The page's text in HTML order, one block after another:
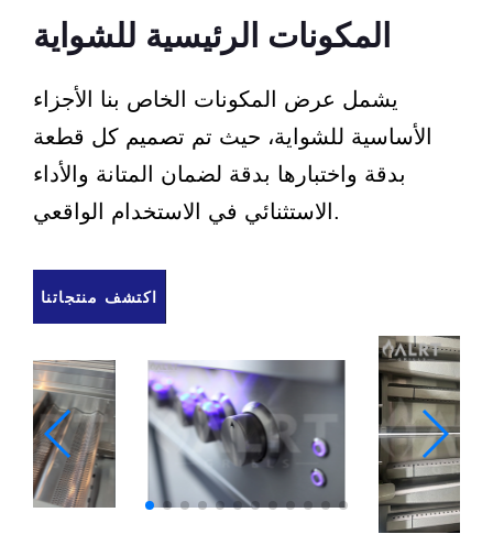
المكونات الرئيسية للشواية
يشمل عرض المكونات الخاص بنا الأجزاء
الأساسية للشواية، حيث تم تصميم كل قطعة
بدقة واختبارها بدقة لضمان المتانة والأداء
الاستثنائي في الاستخدام الواقعي.
اكتشف منتجاتنا